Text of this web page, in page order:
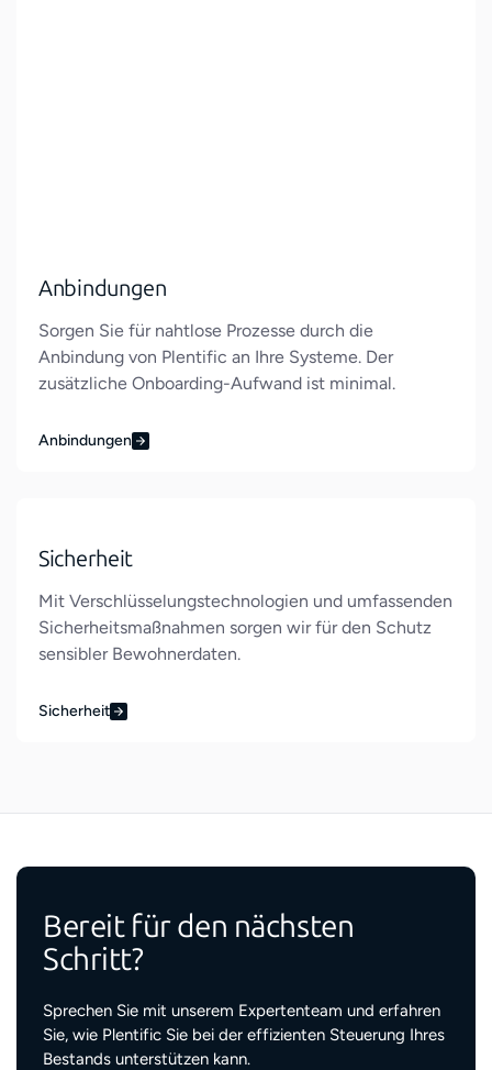
Anbindungen
Sorgen Sie für nahtlose Prozesse durch die
Anbindung von Plentific an Ihre Systeme. Der
zusätzliche Onboarding-Aufwand ist minimal.
Anbindungen
Sicherheit
Mit Verschlüsselungstechnologien und umfassenden
Sicherheitsmaßnahmen sorgen wir für den Schutz
sensibler Bewohnerdaten.
Sicherheit
Bereit für den nächsten
Schritt?
Sprechen Sie mit unserem Expertenteam und erfahren
Sie, wie Plentific Sie bei der effizienten Steuerung Ihres
Bestands unterstützen kann.